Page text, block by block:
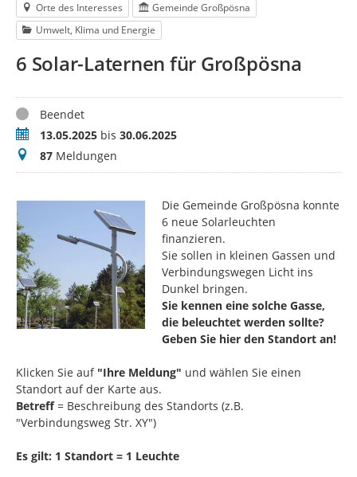
Orte des Interesses
Gemeinde Großpösna
Umwelt, Klima und Energie
6 Solar-Laternen für Großpösna
StatusBeendet
Zeitraum13.05.2025 bis 30.06.2025
Meldungen
87 Meldungen
Die Gemeinde Großpösna konnte
6 neue Solarleuchten
finanzieren.
Sie sollen in kleinen Gassen und
Verbindungswegen Licht ins
Dunkel bringen.
Sie kennen eine solche Gasse,
die beleuchtet werden sollte?
Geben Sie hier den Standort an!
Klicken Sie auf "Ihre Meldung" und wählen Sie einen
Standort auf der Karte aus.
Betreff= Beschreibung des Standorts (z.B.
"Verbindungsweg Str. XY")
Es gilt: 1 Standort = 1 Leuchte